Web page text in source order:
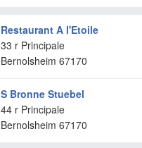
Restaurant A l'Etoile
33 r Principale
Bernolsheim 67170
S Bronne Stuebel
44 r Principale
Bernolsheim 67170